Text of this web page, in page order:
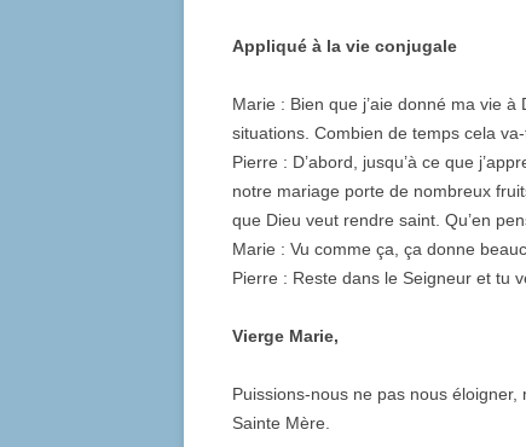
Appliqué à la vie conjugale
Marie : Bien que j’aie donné ma vie
situations. Combien de temps cela
Pierre : D’abord, jusqu’à ce que
notre mariage porte de nombreux
que Dieu veut rendre saint. Qu’en
Marie : Vu comme ça, ça donne
Pierre : Reste dans le Seigneur et tu
Vierge Marie,
Puissions-nous ne pas nous
Sainte Mère.